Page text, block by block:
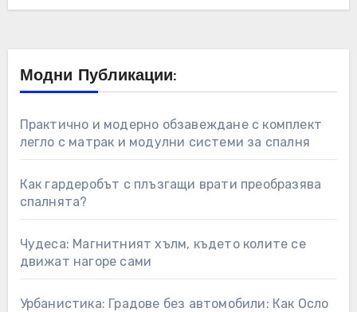
Модни Публикации:
Практично и модерно обзавеждане с комплект
легло с матрак и модулни системи за спалня
Как гардеробът с плъзгащи врати преобразява
спалнята?
Чудеса: Магнитният хълм, където колите се
движат нагоре сами
Урбанистика: Градове без автомобили: Как Осло